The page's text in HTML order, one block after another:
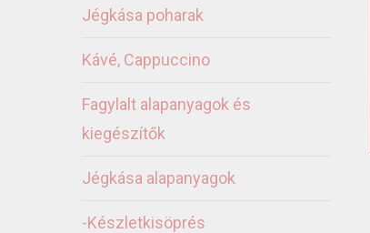
Jégkása poharak
Kávé, Cappuccino
Fagylalt alapanyagok és
kiegészítők
Jégkása alapanyagok
-Készletkisöprés